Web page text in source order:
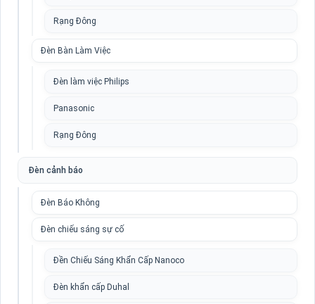
Rạng Đông
Đèn Bàn Làm Việc
Đèn làm việc Philips
Panasonic
Rạng Đông
Đèn cảnh báo
Đèn Báo Không
Đèn chiếu sáng sự cố
Đền Chiếu Sáng Khẩn Cấp Nanoco
Đèn khẩn cấp Duhal